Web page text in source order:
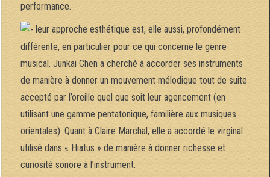
performance.
leur approche esthétique est, elle aussi, profondément
différente, en particulier pour ce qui concerne le genre
musical. Junkai Chen a cherché à accorder ses instruments
de manière à donner un mouvement mélodique tout de suite
accepté par l’oreille quel que soit leur agencement (en
utilisant une gamme pentatonique, familière aux musiques
orientales). Quant à Claire Marchal, elle a accordé le virginal
utilisé dans « Hiatus » de manière à donner richesse et
curiosité sonore à l’instrument.